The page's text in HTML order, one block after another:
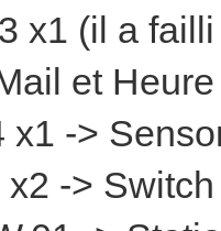
x1 (il a
et Heure
x1 ->
x2 ->